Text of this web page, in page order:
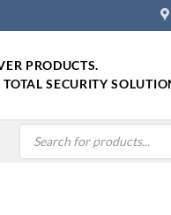
PRODUCTS.
SECURITY
Products
search